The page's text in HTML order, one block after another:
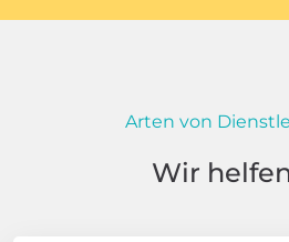
Arten von
Wir